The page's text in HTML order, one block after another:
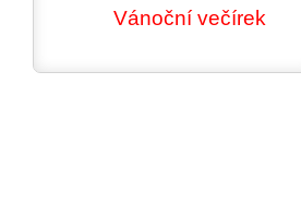
Vánoční večírek